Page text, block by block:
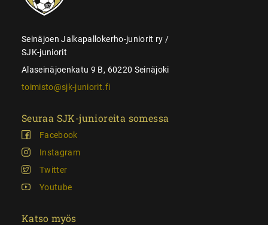
Seinäjoen Jalkapallokerho-juniorit ry /
SJK-juniorit
Alaseinäjoenkatu 9 B, 60220 Seinäjoki
toimisto@sjk-juniorit.fi
Seuraa SJK-junioreita somessa
Facebook
Instagram
Twitter
Youtube
Katso myös